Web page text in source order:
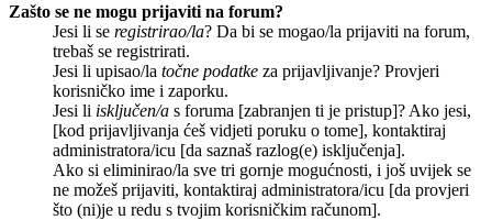
Zašto se ne mogu prijaviti na forum?
Jesi li se registrirao/la? Da bi se mogao/la prijaviti na forum,
trebaš se registrirati.
Jesi li upisao/la točne podatke za prijavljivanje? Provjeri
korisničko ime i zaporku.
Jesi li isključen/a s foruma [zabranjen ti je pristup]? Ako jesi,
[kod prijavljivanja ćeš vidjeti poruku o tome], kontaktiraj
administratora/icu [da saznaš razlog(e) isključenja].
Ako si eliminirao/la sve tri gornje mogućnosti, i još uvijek se
ne možeš prijaviti, kontaktiraj administratora/icu [da provjeri
što (ni)je u redu s tvojim korisničkim računom].